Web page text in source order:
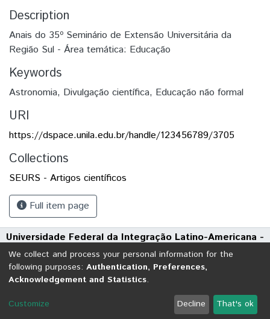
Description
Anais do 35º Seminário de Extensão Universitária da
Região Sul - Área temática: Educação
Keywords
Astronomia, Divulgação científica, Educação não formal
URI
https://dspace.unila.edu.br/handle/123456789/3705
Collections
SEURS - Artigos científicos
Full item page
Universidade Federal da Integração Latino-Americana -
UNILA
Avenida Tarquínio Joslin dos Santos, 1000 - Polo Universitário
CEP: 85870-650 | Foz do Iguaçu - Paraná
DSpace software
copyright © 2002-2026 LYRASIS
Send Feedback
We collect and process your personal information for the
following purposes: Authentication, Preferences,
Acknowledgement and Statistics.
Customize Decline That's ok